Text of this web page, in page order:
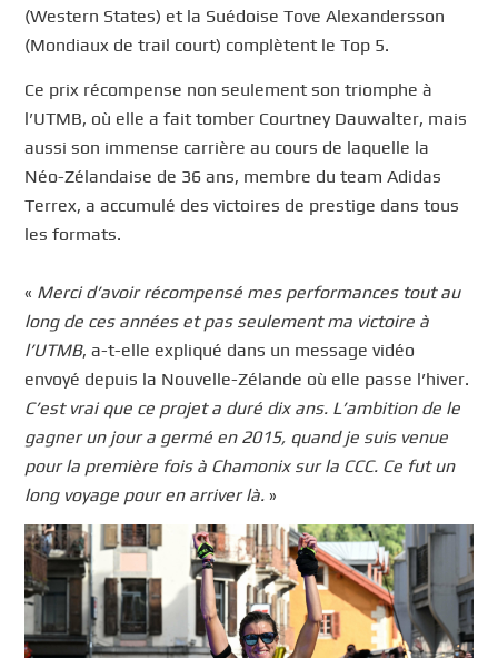
(Western States) et la Suédoise Tove Alexandersson
(Mondiaux de trail court) complètent le Top 5.
Ce prix récompense non seulement son triomphe à
l’UTMB, où elle a fait tomber Courtney Dauwalter, mais
aussi son immense carrière au cours de laquelle la
Néo-Zélandaise de 36 ans, membre du team Adidas
Terrex, a accumulé des victoires de prestige dans tous
les formats.
« Merci d’avoir récompensé mes performances tout au
long de ces années et pas seulement ma victoire à
l’UTMB, a-t-elle expliqué dans un message vidéo
envoyé depuis la Nouvelle-Zélande où elle passe l’hiver.
C’est vrai que ce projet a duré dix ans. L’ambition de le
gagner un jour a germé en 2015, quand je suis venue
pour la première fois à Chamonix sur la CCC. Ce fut un
long voyage pour en arriver là. »